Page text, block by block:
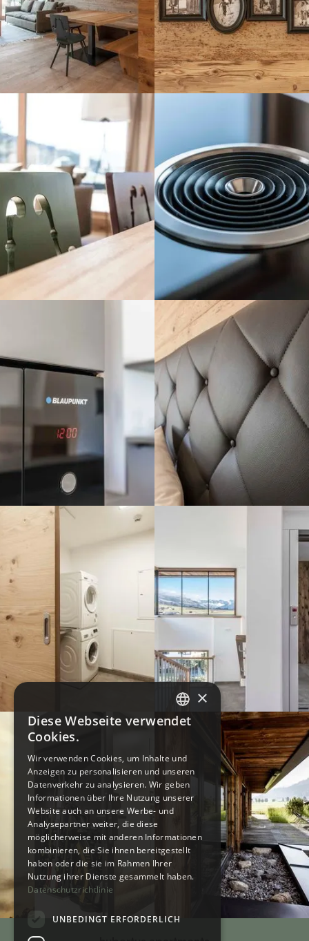
GERMAN
×
Diese Webseite verwendet
Cookies.
Wir verwenden Cookies, um Inhalte und
Anzeigen zu personalisieren und unseren
Datenverkehr zu analysieren. Wir geben
Informationen über Ihre Nutzung unserer
Website auch an unsere Werbe- und
Analysepartner weiter, die diese
möglicherweise mit anderen Informationen
kombinieren, die Sie ihnen bereitgestellt
haben oder die sie im Rahmen Ihrer
Nutzung ihrer Dienste gesammelt haben.
Datenschutzrichtlinie
UNBEDINGT ERFORDERLICH